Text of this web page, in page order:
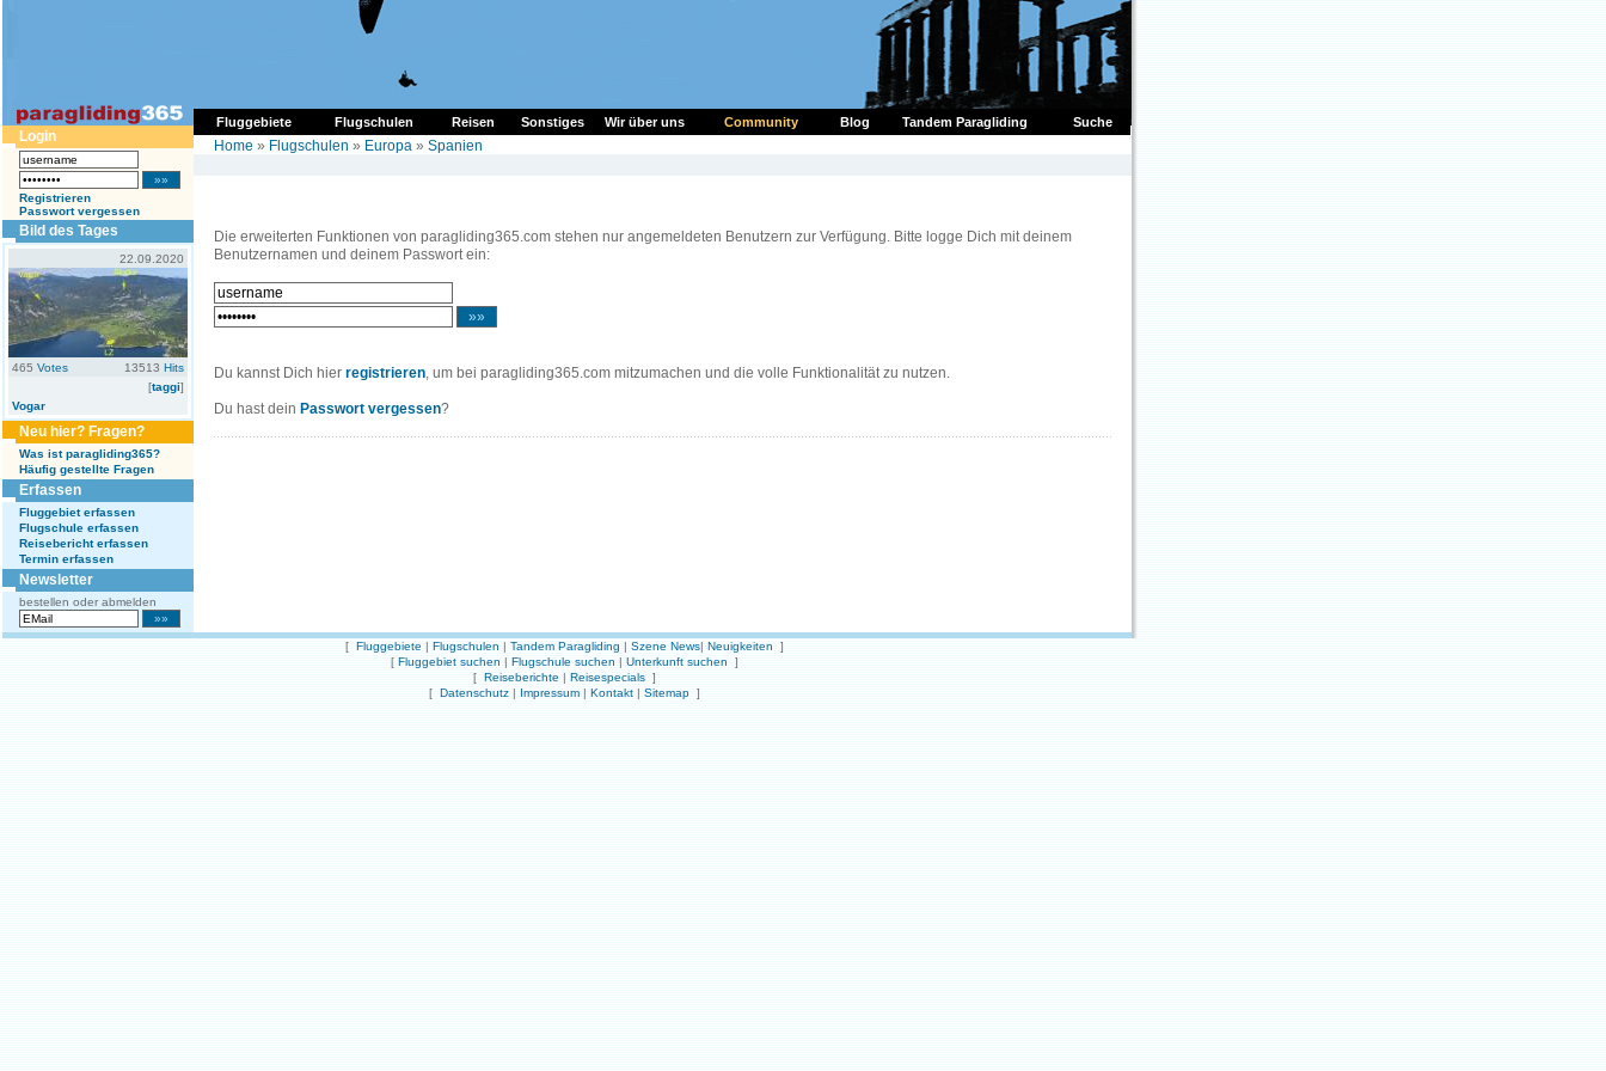
Fluggebiete Flugschulen Reisen Sonstiges Wir über uns Suche
Community Blog Tandem Paragliding
Login
Registrieren
Passwort vergessen
Bild des Tages
22.09.2020
465 Votes 13513 Hits
[taggi]
Vogar
Neu hier? Fragen?
Was ist paragliding365?
Häufig gestellte Fragen
Erfassen
Fluggebiet erfassen
Flugschule erfassen
Reisebericht erfassen
Termin erfassen
Newsletter
bestellen oder abmelden
Home » Flugschulen » Europa » Spanien
Die erweiterten Funktionen von paragliding365.com stehen nur angemeldeten Benutzern zur Verfügung. Bitte logge Dich mit deinem
Benutzernamen und deinem Passwort ein:
Du kannst Dich hier registrieren, um bei paragliding365.com mitzumachen und die volle Funktionalität zu nutzen.
Du hast dein Passwort vergessen?
[ Fluggebiete | Flugschulen | Tandem Paragliding | Szene News| Neuigkeiten ]
[ Fluggebiet suchen | Flugschule suchen | Unterkunft suchen ]
[ Reiseberichte | Reisespecials ]
[ Datenschutz | Impressum | Kontakt | Sitemap ]